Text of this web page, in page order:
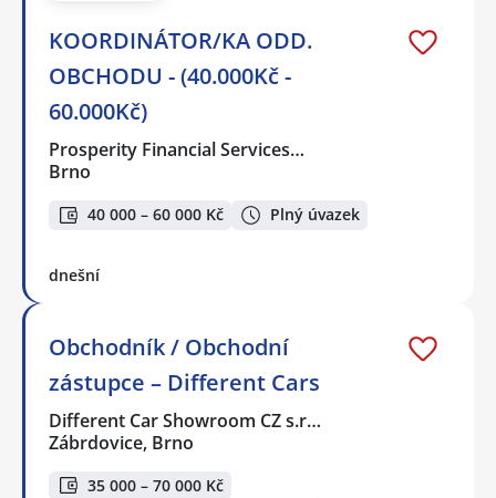
KOORDINÁTOR/KA ODD.
OBCHODU - (40.000Kč -
60.000Kč)
Prosperity Financial Services…
Brno
40 000 – 60 000 Kč Plný úvazek
dnešní
Obchodník / Obchodní
zástupce – Different Cars
Different Car Showroom CZ s.r…
Zábrdovice, Brno
35 000 – 70 000 Kč